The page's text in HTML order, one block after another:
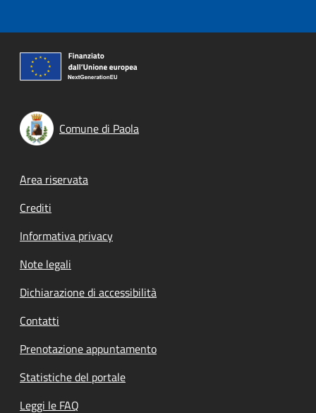
Comune di Paola
Footer menu
Area riservata
Crediti
Informativa privacy
Note legali
Dichiarazione di accessibilità
Contatti
Prenotazione appuntamento
Statistiche del portale
Leggi le FAQ